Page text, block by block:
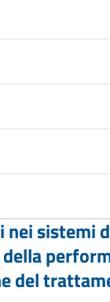
sistemi
del